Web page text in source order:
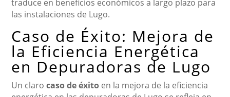
traduce en beneficios económicos a largo plazo para
las instalaciones de Lugo.
Caso de Éxito: Mejora de
la Eficiencia Energética
en Depuradoras de Lugo
Un clarocaso de éxito en la mejora de la eficiencia